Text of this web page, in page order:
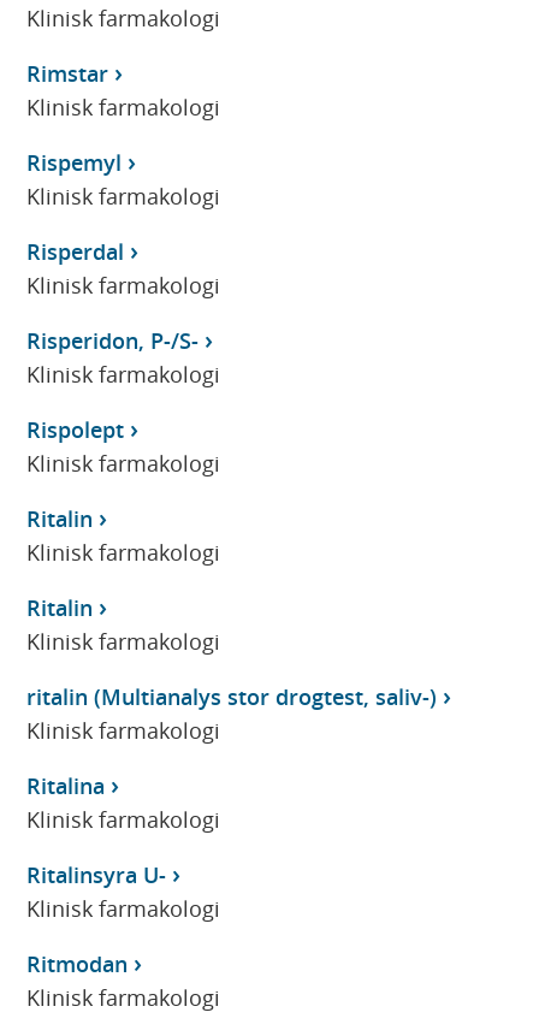
Klinisk farmakologi
Rimstar
Klinisk farmakologi
Rispemyl
Klinisk farmakologi
Risperdal
Klinisk farmakologi
Risperidon, P-/S-
Klinisk farmakologi
Rispolept
Klinisk farmakologi
Ritalin
Klinisk farmakologi
Ritalin
Klinisk farmakologi
ritalin (Multianalys stor drogtest, saliv-)
Klinisk farmakologi
Ritalina
Klinisk farmakologi
Ritalinsyra U-
Klinisk farmakologi
Ritmodan
Klinisk farmakologi